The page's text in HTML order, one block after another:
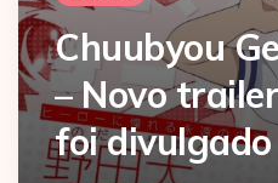
Chuubyou
– Novo
foi divulgado